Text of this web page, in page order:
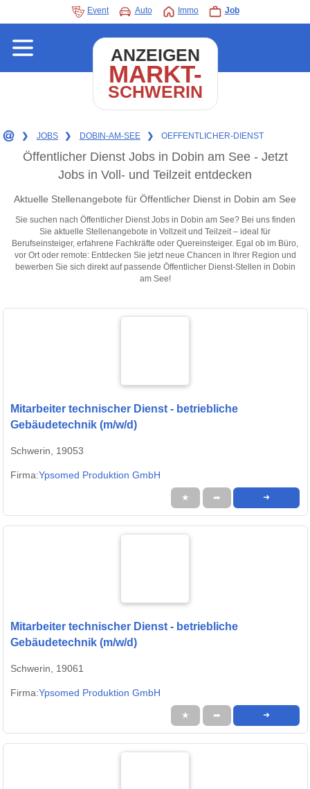
Event Auto Immo Job
ANZEIGEN
MARKT-
SCHWERIN
❯ JOBS ❯ DOBIN-AM-SEE ❯ OEFFENTLICHER-DIENST
Öffentlicher Dienst Jobs in Dobin am See - Jetzt
Jobs in Voll- und Teilzeit entdecken
Aktuelle Stellenangebote für Öffentlicher Dienst in Dobin am See
Sie suchen nach Öffentlicher Dienst Jobs in Dobin am See? Bei uns finden
Sie aktuelle Stellenangebote in Vollzeit und Teilzeit – ideal für
Berufseinsteiger, erfahrene Fachkräfte oder Quereinsteiger. Egal ob im Büro,
vor Ort oder remote: Entdecken Sie jetzt neue Chancen in Ihrer Region und
bewerben Sie sich direkt auf passende Öffentlicher Dienst-Stellen in Dobin
am See!
Mitarbeiter technischer Dienst - betriebliche
Gebäudetechnik (m/w/d)
Schwerin, 19053
Firma:Ypsomed Produktion GmbH
★ ➦ ➜
Mitarbeiter technischer Dienst - betriebliche
Gebäudetechnik (m/w/d)
Schwerin, 19061
Firma:Ypsomed Produktion GmbH
★ ➦ ➜